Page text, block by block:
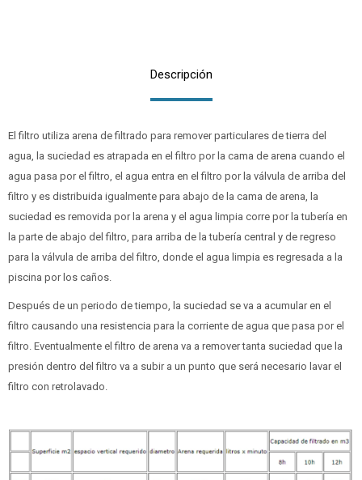
Descripción
El filtro utiliza arena de filtrado para remover particulares de tierra del
agua, la suciedad es atrapada en el filtro por la cama de arena cuando el
agua pasa por el filtro, el agua entra en el filtro por la válvula de arriba del
filtro y es distribuida igualmente para abajo de la cama de arena, la
suciedad es removida por la arena y el agua limpia corre por la tubería en
la parte de abajo del filtro, para arriba de la tubería central y de regreso
para la válvula de arriba del filtro, donde el agua limpia es regresada a la
piscina por los caños.
Después de un periodo de tiempo, la suciedad se va a acumular en el
filtro causando una resistencia para la corriente de agua que pasa por el
filtro. Eventualmente el filtro de arena va a remover tanta suciedad que la
presión dentro del filtro va a subir a un punto que será necesario lavar el
filtro con retrolavado.